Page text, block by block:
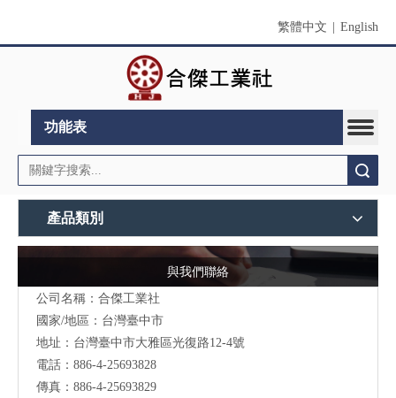
繁體中文 English
功能表
產品類別
與我們聯絡
公司名稱：合傑工業社
國家/地區：台灣臺中市
地址：台灣臺中市大雅區光復路12-4號
電話：886-4-25693828
傳真：886-4-25693829